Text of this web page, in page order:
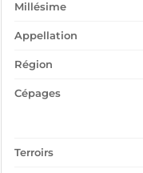
Millésime
Appellation
Région
Cépages
Terroirs